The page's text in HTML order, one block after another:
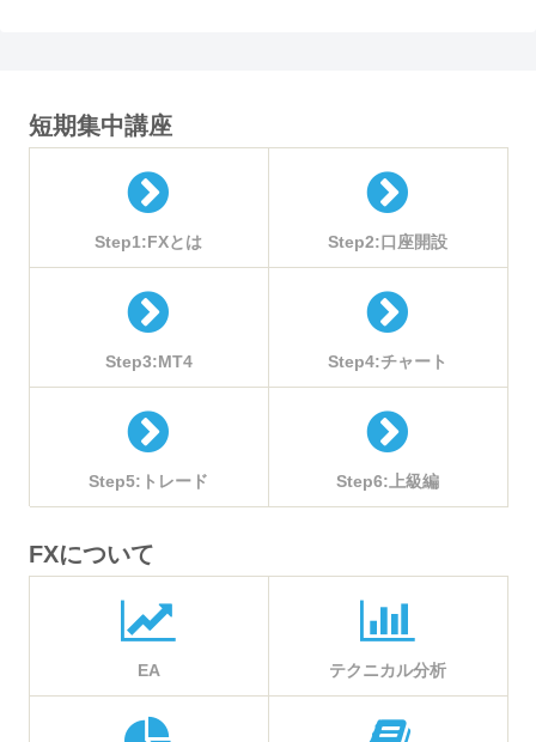
短期集中講座
Step1:FXとは Step2:口座開設
Step3:MT4 Step4:チャート
Step5:トレード Step6:上級編
FXについて
EA テクニカル分析